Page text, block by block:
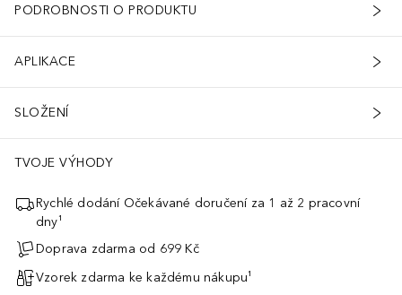
PODROBNOSTI O PRODUKTU
APLIKACE
SLOŽENÍ
TVOJE VÝHODY
Rychlé dodání Očekávané doručení za 1 až 2 pracovní
dny¹
Doprava zdarma od 699 Kč
Vzorek zdarma ke každému nákupu¹